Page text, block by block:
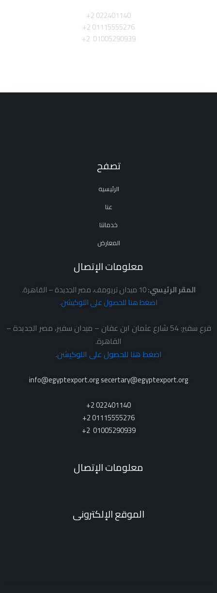
022401140 2+
01115555276 2+
01005290939 2+
تصفح
الرئيسيه
خدماتنا
المعارض
معلومات الإتصال
المقر الرئيسي:10 ميدان تريومف، مصر الجديدة – القاهرة.
اضغط هنا للحصول على اللوكيشن.
فرع سفير: 54 شارع عثمان ابن عفان – ميدان سفير، مصر الجديدة –
القاهرة.
اضغط هنا للحصول على اللوكيشن.
info@egyptexport.org secertary@egyptexport.org
022401140 2+
01115555276 2+
01005290939 2+
معلومات الإتصال
الموقع الإلكترونى